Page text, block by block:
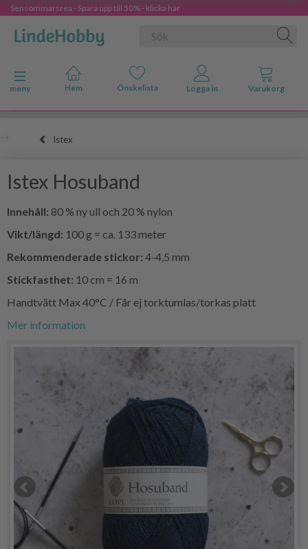
Sensommarsrea - Spara upp till 50% - klicka här
Ändra navigering
meny
Istex
Istex Hosuband
Innehåll: 80 % ny ull och 20 % nylon
Vikt/längd: 100 g = ca. 133 meter
Rekommenderade stickor: 4-4,5 mm
Stickfasthet: 10 cm = 16 m
Handtvätt Max 40°C / Får ej torktumlas/torkas platt
Mer information